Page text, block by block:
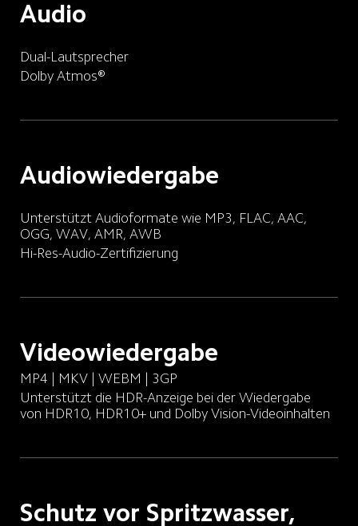
Audio
Dual-Lautsprecher
Dolby Atmos®
Audiowiedergabe
Unterstützt Audioformate wie MP3, FLAC, AAC,
OGG, WAV, AMR, AWB
Hi-Res-Audio-Zertifizierung
Videowiedergabe
MP4 | MKV | WEBM | 3GP
Unterstützt die HDR-Anzeige bei der Wiedergabe
von HDR10, HDR10+ und Dolby Vision-Videoinhalten
Schutz vor Spritzwasser,